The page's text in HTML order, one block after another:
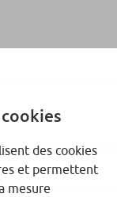
répondre à toutes
des cookies
et permettent
mesure